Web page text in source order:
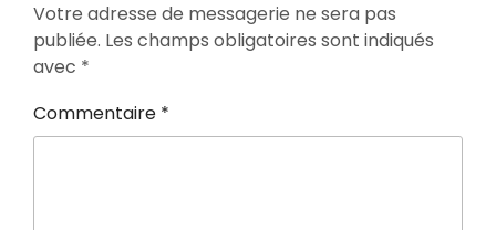
Votre adresse de messagerie ne sera pas
publiée. Les champs obligatoires sont indiqués
avec *
Commentaire *